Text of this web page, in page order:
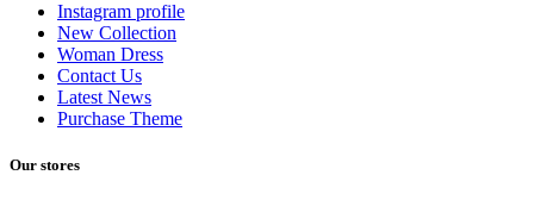
Instagram profile
New Collection
Woman Dress
Contact Us
Latest News
Purchase Theme
Our stores